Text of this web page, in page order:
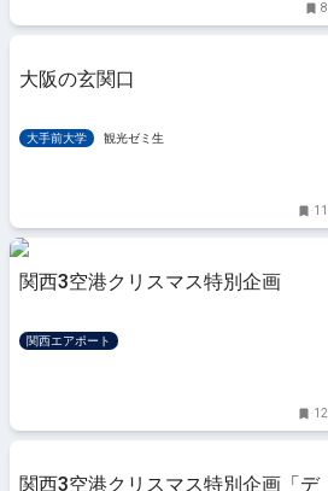
8
大阪の玄関口
大手前大学 観光ゼミ生
11
関西3空港クリスマス特別企画
関西エアポート
12
関西3空港クリスマス特別企画「デ